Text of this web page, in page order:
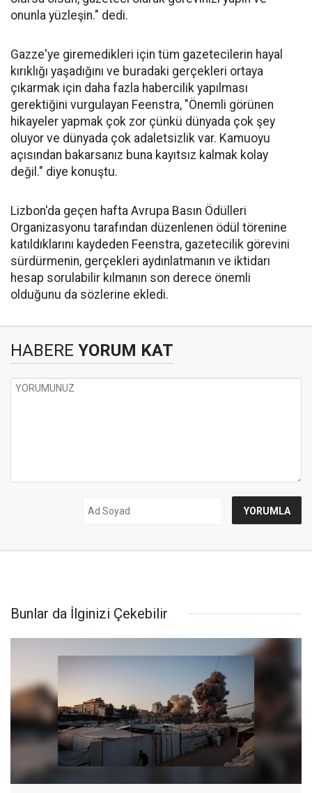
onunla yüzleşin." dedi.
Gazze'ye giremedikleri için tüm gazetecilerin hayal
kırıklığı yaşadığını ve buradaki gerçekleri ortaya
çıkarmak için daha fazla habercilik yapılması
gerektiğini vurgulayan Feenstra, "Önemli görünen
hikayeler yapmak çok zor çünkü dünyada çok şey
oluyor ve dünyada çok adaletsizlik var. Kamuoyu
açısından bakarsanız buna kayıtsız kalmak kolay
değil." diye konuştu.
Lizbon'da geçen hafta Avrupa Basın Ödülleri
Organizasyonu tarafından düzenlenen ödül törenine
katıldıklarını kaydeden Feenstra, gazetecilik görevini
sürdürmenin, gerçekleri aydınlatmanın ve iktidarı
hesap sorulabilir kılmanın son derece önemli
olduğunu da sözlerine ekledi.
HABERE YORUM KAT
Bunlar da İlginizi Çekebilir